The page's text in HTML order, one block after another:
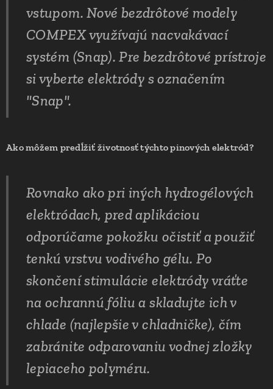
vstupom. Nové bezdrôtové modely
COMPEX využívajú nacvakávací
systém (Snap). Pre bezdrôtové prístroje
si vyberte elektródy s označením
"Snap".
Ako môžem predĺžiť životnosť týchto pinových elektród?
Rovnako ako pri iných hydrogélových
elektródach, pred aplikáciou
odporúčame pokožku očistiť a použiť
tenkú vrstvu vodivého gélu. Po
skončení stimulácie elektródy vráťte
na ochrannú fóliu a skladujte ich v
chlade (najlepšie v chladničke), čím
zabránite odparovaniu vodnej zložky
lepiaceho polyméru.